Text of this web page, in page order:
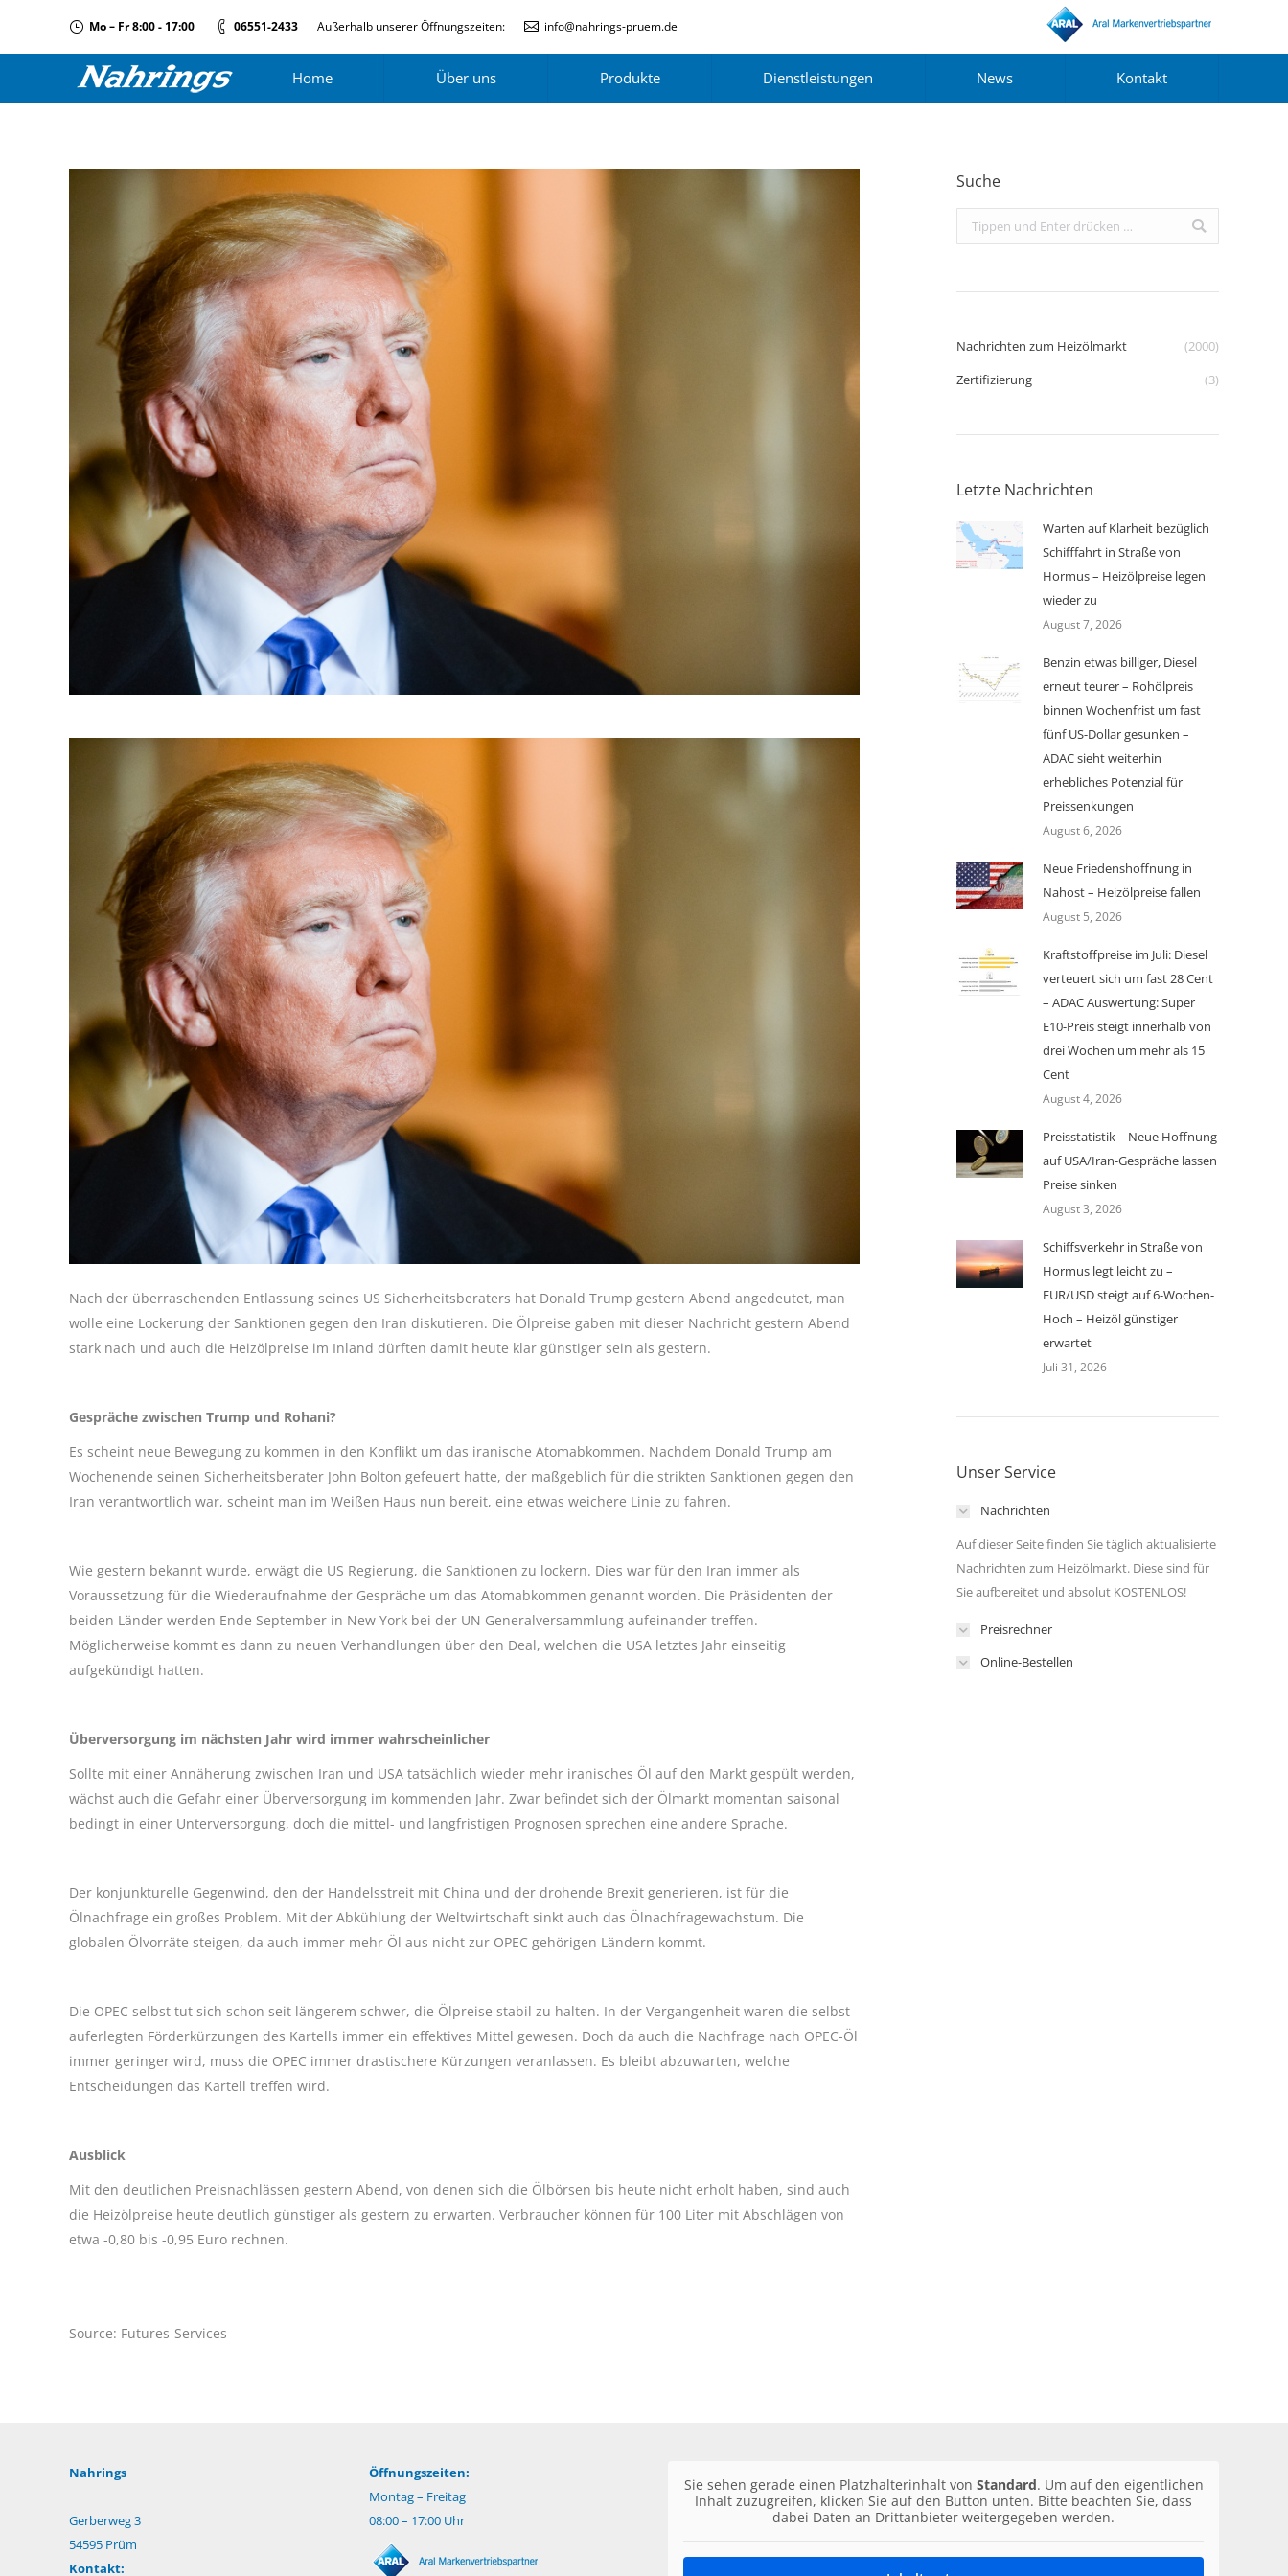
Mo – Fr 8:00 - 17:00 06551-2433 Außerhalb unserer Öffnungszeiten: info@nahrings-pruem.de
Home Über uns Produkte Dienstleistungen News Kontakt
Nach der überraschenden Entlassung seines US Sicherheitsberaters hat Donald Trump gestern Abend angedeutet, man
wolle eine Lockerung der Sanktionen gegen den Iran diskutieren. Die Ölpreise gaben mit dieser Nachricht gestern Abend
stark nach und auch die Heizölpreise im Inland dürften damit heute klar günstiger sein als gestern.
Gespräche zwischen Trump und Rohani?
Es scheint neue Bewegung zu kommen in den Konflikt um das iranische Atomabkommen. Nachdem Donald Trump am
Wochenende seinen Sicherheitsberater John Bolton gefeuert hatte, der maßgeblich für die strikten Sanktionen gegen den
Iran verantwortlich war, scheint man im Weißen Haus nun bereit, eine etwas weichere Linie zu fahren.
Wie gestern bekannt wurde, erwägt die US Regierung, die Sanktionen zu lockern. Dies war für den Iran immer als
Voraussetzung für die Wiederaufnahme der Gespräche um das Atomabkommen genannt worden. Die Präsidenten der
beiden Länder werden Ende September in New York bei der UN Generalversammlung aufeinander treffen.
Möglicherweise kommt es dann zu neuen Verhandlungen über den Deal, welchen die USA letztes Jahr einseitig
aufgekündigt hatten.
Überversorgung im nächsten Jahr wird immer wahrscheinlicher
Sollte mit einer Annäherung zwischen Iran und USA tatsächlich wieder mehr iranisches Öl auf den Markt gespült werden,
wächst auch die Gefahr einer Überversorgung im kommenden Jahr. Zwar befindet sich der Ölmarkt momentan saisonal
bedingt in einer Unterversorgung, doch die mittel- und langfristigen Prognosen sprechen eine andere Sprache.
Der konjunkturelle Gegenwind, den der Handelsstreit mit China und der drohende Brexit generieren, ist für die
Ölnachfrage ein großes Problem. Mit der Abkühlung der Weltwirtschaft sinkt auch das Ölnachfragewachstum. Die
globalen Ölvorräte steigen, da auch immer mehr Öl aus nicht zur OPEC gehörigen Ländern kommt.
Die OPEC selbst tut sich schon seit längerem schwer, die Ölpreise stabil zu halten. In der Vergangenheit waren die selbst
auferlegten Förderkürzungen des Kartells immer ein effektives Mittel gewesen. Doch da auch die Nachfrage nach OPEC-Öl
immer geringer wird, muss die OPEC immer drastischere Kürzungen veranlassen. Es bleibt abzuwarten, welche
Entscheidungen das Kartell treffen wird.
Ausblick
Mit den deutlichen Preisnachlässen gestern Abend, von denen sich die Ölbörsen bis heute nicht erholt haben, sind auch
die Heizölpreise heute deutlich günstiger als gestern zu erwarten. Verbraucher können für 100 Liter mit Abschlägen von
etwa -0,80 bis -0,95 Euro rechnen.
Source: Futures-Services
Suche
Search:
Nachrichten zum Heizölmarkt
(2000)
Zertifizierung
(3)
Letzte Nachrichten
Warten auf Klarheit bezüglich
Schifffahrt in Straße von
Hormus – Heizölpreise legen
wieder zu
August 7, 2026
Benzin etwas billiger, Diesel
erneut teurer – Rohölpreis
binnen Wochenfrist um fast
fünf US-Dollar gesunken –
ADAC sieht weiterhin
erhebliches Potenzial für
Preissenkungen
August 6, 2026
Neue Friedenshoffnung in
Nahost – Heizölpreise fallen
August 5, 2026
Kraftstoffpreise im Juli: Diesel
verteuert sich um fast 28 Cent
– ADAC Auswertung: Super
E10-Preis steigt innerhalb von
drei Wochen um mehr als 15
Cent
August 4, 2026
Preisstatistik – Neue Hoffnung
auf USA/Iran-Gespräche lassen
Preise sinken
August 3, 2026
Schiffsverkehr in Straße von
Hormus legt leicht zu –
EUR/USD steigt auf 6-Wochen-
Hoch – Heizöl günstiger
erwartet
Juli 31, 2026
Unser Service
Nachrichten
Auf dieser Seite finden Sie täglich aktualisierte
Nachrichten zum Heizölmarkt. Diese sind für
Sie aufbereitet und absolut KOSTENLOS!
Preisrechner
Online-Bestellen
Nahrings
Gerberweg 3
54595 Prüm
Kontakt:
Öffnungszeiten:
Montag – Freitag
08:00 – 17:00 Uhr
Sie sehen gerade einen Platzhalterinhalt von Standard. Um auf den eigentlichen
Inhalt zuzugreifen, klicken Sie auf den Button unten. Bitte beachten Sie, dass
dabei Daten an Drittanbieter weitergegeben werden.